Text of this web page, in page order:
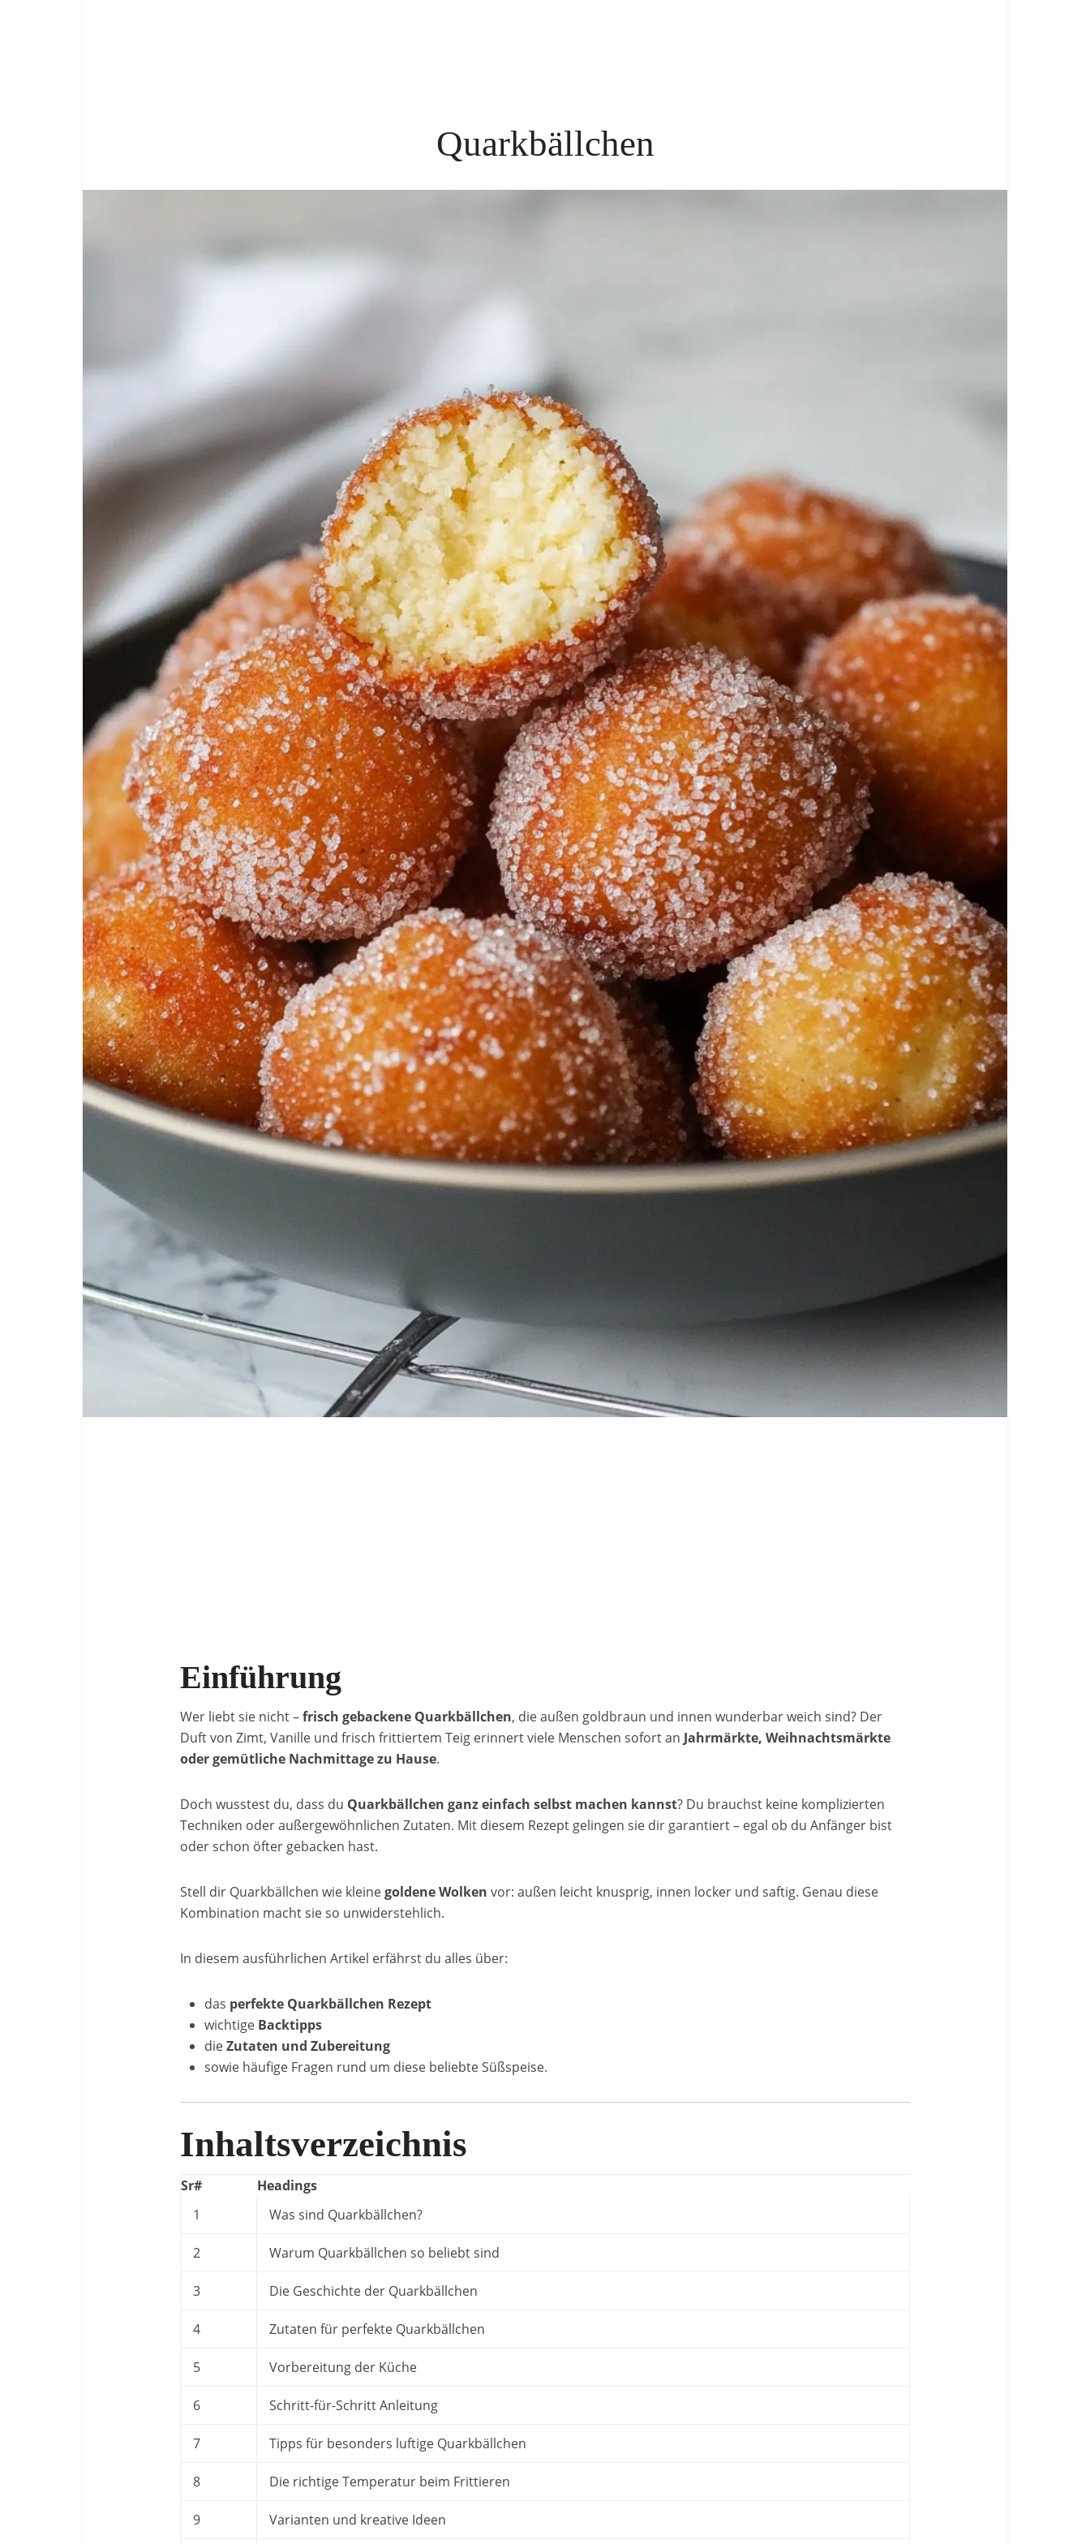
Quarkbällchen
Einführung
Wer liebt sie nicht –frisch gebackene Quarkbällchen, die außen goldbraun und innen wunderbar weich sind? Der
Duft von Zimt, Vanille und frisch frittiertem Teig erinnert viele Menschen sofort an Jahrmärkte, Weihnachtsmärkte
oder gemütliche Nachmittage zu Hause.
Doch wusstest du, dass du Quarkbällchen ganz einfach selbst machen kannst? Du brauchst keine komplizierten
Techniken oder außergewöhnlichen Zutaten. Mit diesem Rezept gelingen sie dir garantiert – egal ob du Anfänger bist
oder schon öfter gebacken hast.
Stell dir Quarkbällchen wie kleinegoldene Wolken vor: außen leicht knusprig, innen locker und saftig. Genau diese
Kombination macht sie so unwiderstehlich.
In diesem ausführlichen Artikel erfährst du alles über:
das perfekte Quarkbällchen Rezept
wichtige Backtipps
dieZutaten und Zubereitung
sowie häufige Fragen rund um diese beliebte Süßspeise.
Inhaltsverzeichnis
Sr#
Headings
1
Was sind Quarkbällchen?
2 Warum Quarkbällchen so beliebt sind
3 Die Geschichte der Quarkbällchen
4 Zutaten für perfekte Quarkbällchen
5 Vorbereitung der Küche
6 Schritt-für-Schritt Anleitung
7 Tipps für besonders luftige Quarkbällchen
8 Die richtige Temperatur beim Frittieren
9 Varianten und kreative Ideen